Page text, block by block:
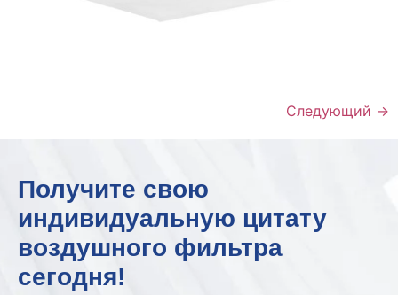
Следующий →
Получите свою
индивидуальную цитату
воздушного фильтра
сегодня!